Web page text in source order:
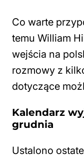
Co warte
temu William
wejścia na
rozmowy z
dotyczące
Kalendarz
grudnia
Ustalono